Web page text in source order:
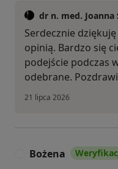
dr n. med. Joanna
Serdecznie
opinią. Bardzo się
podejście podczas
odebrane.
21 lipca 2026
Bożena